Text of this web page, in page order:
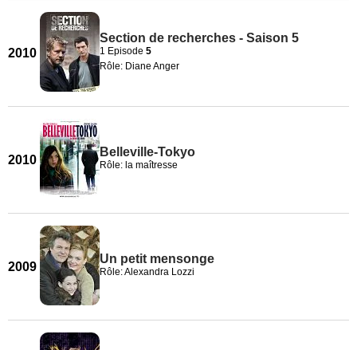
2010
Section de recherches - Saison 5
1 Episode 5
Rôle: Diane Anger
2010
Belleville-Tokyo
Rôle: la maîtresse
2009
Un petit mensonge
Rôle: Alexandra Lozzi